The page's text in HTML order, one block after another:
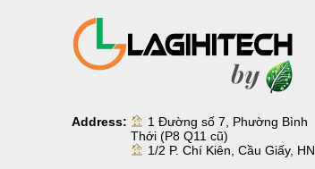
Address:
1 Đường số 7, Phường Bình
Thới (P8 Q11 cũ)
1/2 P. Chí Kiên, Cầu Giấy, HN